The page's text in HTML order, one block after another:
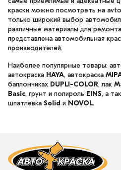
краски можно посмотреть на
только широкий выбор
различные материалы для
представлена автомобильная
производителей.
Наиболее популярные товары:
автокраска HAYA, автокраска
баллончиках DUPLI-COLOR, лак
Basic, грунт и полироль EINS, а
шпатлевка Solid и NOVOL.